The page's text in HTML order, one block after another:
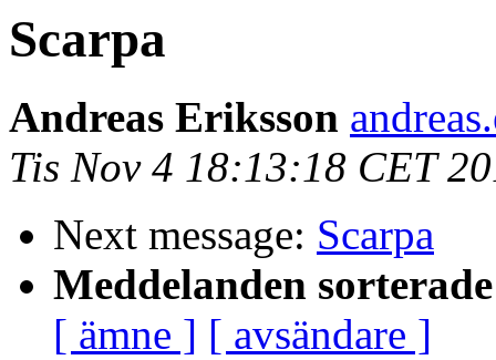
Scarpa
Andreas Eriksson
Tis Nov 4 18:13:18 CET
Next message: Scarpa
Meddelanden
[ ämne ] [ avsändare ]